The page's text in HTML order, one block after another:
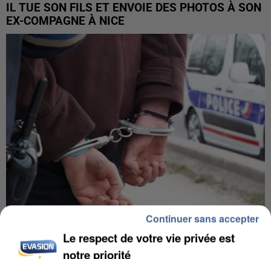
IL TUE SON FILS ET ENVOIE DES PHOTOS À SON
EX-COMPAGNE À NICE
L’UN DES FONDATEURS SUPPOSÉS DE LA DZ
MAFIA INTERPELLÉ EN ALGÉRIE
Le respect de votre vie privée est
notre priorité
Continuer sans accepter